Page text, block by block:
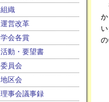
組織
運営改革
学会各賞
活動・要望書
委員会
地区会
理事会議事録